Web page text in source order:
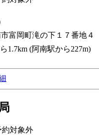
富岡町滝の下１７番地４
1.7km (阿南駅から227m)
約対象外